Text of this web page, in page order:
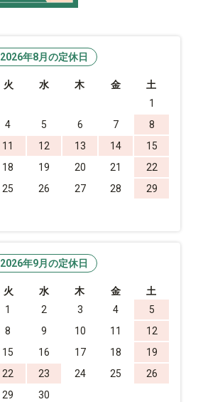
2026年8月の定休日
火 水 木 金
土
1
4 5 6 7
8
11 12 13 14
15
18 19 20 21
22
25 26 27 28
29
2026年9月の定休日
火 水 木 金
土
1
2 3 4
5
8 9 10 11
12
15 16 17 18
19
22 23 24 25
26
29 30